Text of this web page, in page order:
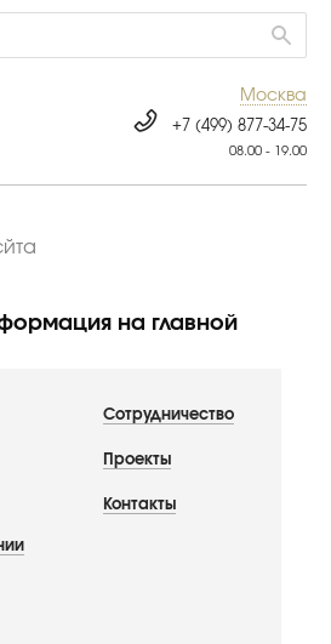
Москва
+7 (499) 877-34-75
08.00 - 19.00
на главной
Сотрудничество
Проекты
Контакты